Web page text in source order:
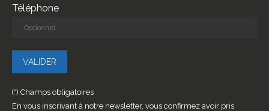
Téléphone
(*) Champs obligatoires
En vous inscrivant à notre newsletter, vous confirmez avoir pris